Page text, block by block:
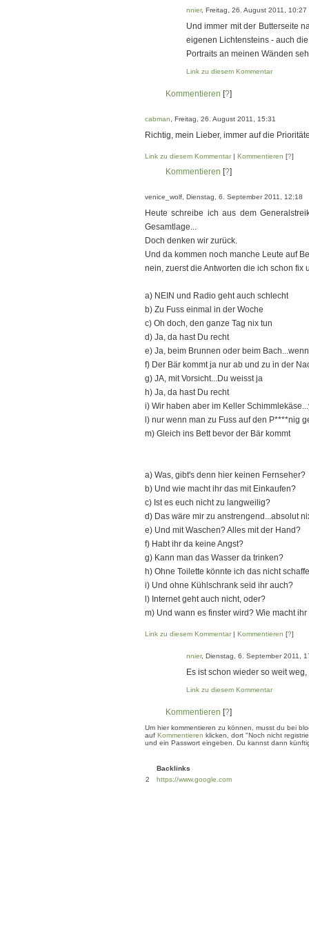
nnier, Freitag, 26. August 2011, 10:27
Und immer mit der Butterseite
eigenen Lichtensteins - auch
Portraits an meinen Wänden
Link zu diesem Kommentar
Kommentieren [?]
cabman , Freitag, 26. August 2011, 15:31
Richtig, mein Lieber, immer auf die
Link zu diesem Kommentar| Kommentieren [?]
Kommentieren [?]
venice_wolf, Dienstag, 6. September 2011, 12:18
Heute schreibe ich aus dem
Gesamtlage...
Doch denken wir zurück.
Und da kommen noch manche Leute auf
nein, zuerst die Antworten die ich schon fix
a) NEIN und Radio geht auch schlecht
b) Zu Fuss einmal in der Woche
c) Oh doch, den ganze Tag nix tun
d) Ja, da hast Du recht
e) Ja, beim Brunnen oder beim
f) Der Bär kommt ja nur ab und zu in der
g) JA, mit Vorsicht...Du weisst ja
h) Ja, da hast Du recht
i) Wir haben aber im Keller
l) nur wenn man zu Fuss auf den P****nig
m) Gleich ins Bett bevor der Bär kommt
a) Was, gibt's denn hier keinen Fernseher?
b) Und wie macht ihr das mit Einkaufen?
c) Ist es euch nicht zu langweilig?
d) Das wäre mir zu anstrengend...absolut
e) Und mit Waschen? Alles mit der Hand?
f) Habt ihr da keine Angst?
g) Kann man das Wasser da trinken?
h) Ohne Toilette könnte ich das nicht
i) Und ohne Kühlschrank seid ihr auch?
l) Internet geht auch nicht, oder?
m) Und wann es finster wird? Wie macht ihr
Link zu diesem Kommentar| Kommentieren [?]
nnier, Dienstag, 6. September 2011,
Es ist schon wieder so weit
Link zu diesem Kommentar
Kommentieren [?]
Um hier kommentieren zu können, musst du bei
auf Kommentieren klicken, dort "Noch nicht
und ein Passwort eingeben. Du kannst dann
Backlinks
2
https://www.google.com